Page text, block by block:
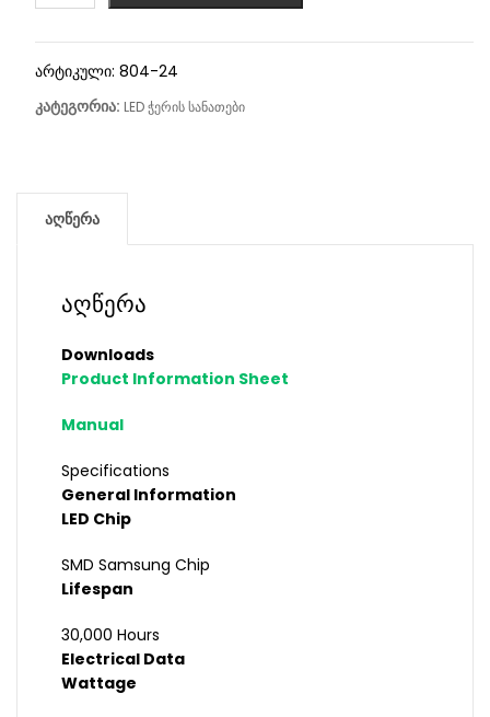
არტიკული: 804-24
კატეგორია: LED ჭერის სანათები
აღწერა
აღწერა
Downloads
Product Information Sheet
Manual
Specifications
General Information
LED Chip
SMD Samsung Chip
Lifespan
30,000 Hours
Electrical Data
Wattage